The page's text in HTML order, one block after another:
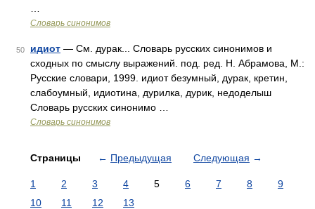
Словарь синонимов
50 идиот — См. дурак... Словарь русских синонимов и
сходных по смыслу выражений. под. ред. Н. Абрамова, М.:
Русские словари, 1999. идиот безумный, дурак, кретин,
слабоумный, идиотина, дурилка, дурик, недоделыш
Словарь русских синонимо …
Словарь синонимов
Страницы ← Предыдущая Следующая →
1 2 3 4 5 6 7 8
9
10
11 12 13